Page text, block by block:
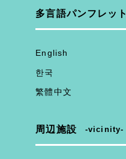
多言語パンフレット
English
한국
繁體中文
周辺施設 vicinity